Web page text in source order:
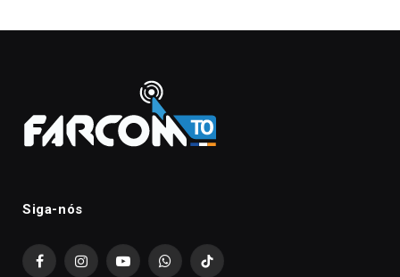
Siga-nós
FacebookInstagramYouTubeWhatsAppTikTok